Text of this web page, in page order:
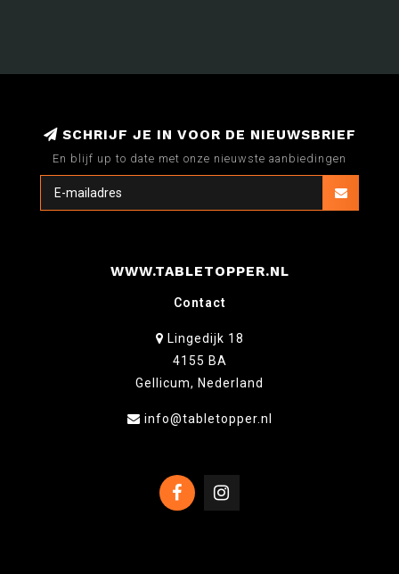
SCHRIJF JE IN VOOR DE NIEUWSBRIEF
En blijf up to date met onze nieuwste aanbiedingen
WWW.TABLETOPPER.NL
Contact
Lingedijk 18
4155 BA
Gellicum, Nederland
info@tabletopper.nl